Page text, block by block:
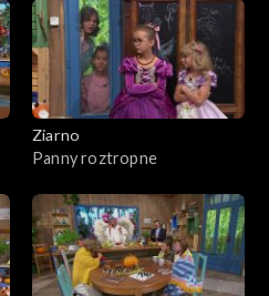
Ziarno
Panny roztropne